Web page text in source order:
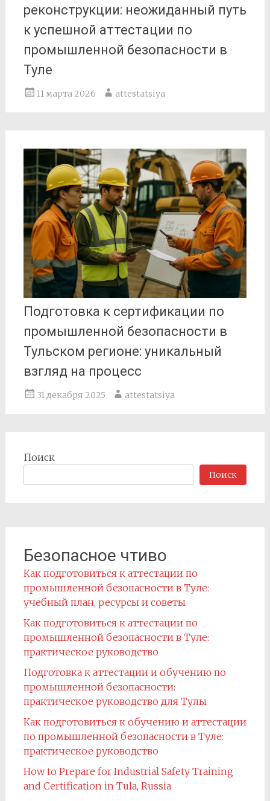
реконструкции: неожиданный путь
к успешной аттестации по
промышленной безопасности в
Туле
11 марта 2026 attestatsiya
Подготовка к сертификации по
промышленной безопасности в
Тульском регионе: уникальный
взгляд на процесс
31 декабря 2025 attestatsiya
Поиск
Поиск
Безопасное чтиво
Как подготовиться к аттестации по
промышленной безопасности в Туле:
учебный план, ресурсы и советы
Как подготовиться к аттестации по
промышленной безопасности в Туле:
практическое руководство
Подготовка к аттестации и обучению по
промышленной безопасности:
практическое руководство для Тулы
Как подготовиться к обучению и аттестации
по промышленной безопасности в Туле:
практическое руководство
How to Prepare for Industrial Safety Training
and Certification in Tula, Russia